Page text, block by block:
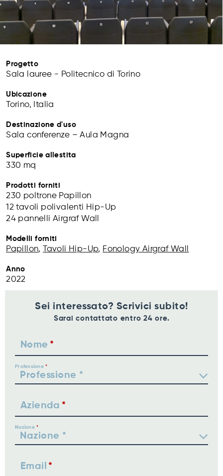
Progetto
Sala lauree - Politecnico di Torino
Ubicazione
Torino, Italia
Destinazione d'uso
Sala conferenze – Aula Magna
Superficie allestita
330 mq
Prodotti forniti
230 poltrone Papillon
12 tavoli polivalenti Hip-Up
24 pannelli Airgraf Wall
Modelli forniti
Papillon, Tavoli Hip-Up, Fonology Airgraf Wall
Anno
2022
Sei interessato? Scrivici subito!
Sarai contattato entro 24 ore.
Nome
Professione
Azienda
Nazione
Email